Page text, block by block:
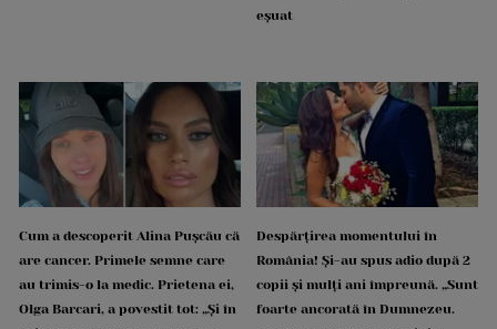
eșuat
Cum a descoperit Alina Pușcău că
are cancer. Primele semne care
au trimis-o la medic. Prietena ei,
Olga Barcari, a povestit tot: „Și în
Despărțirea momentului în
România! Și-au spus adio după 2
copii și mulți ani împreună. „Sunt
foarte ancorată în Dumnezeu.